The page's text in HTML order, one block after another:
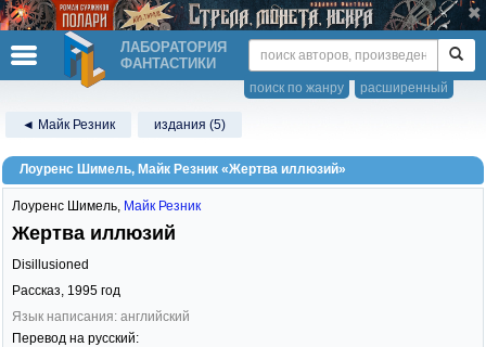
ЛАБОРАТОРИЯ
ФАНТАСТИКИ
расширенный
поиск по жанру
◄ Майк Резник издания (5)
Лоуренс Шимель, Майк Резник «Жертва иллюзий»
Лоуренс Шимель, Майк Резник
Жертва иллюзий
Disillusioned
Рассказ, 1995 год
Язык написания: английский
Перевод на русский: